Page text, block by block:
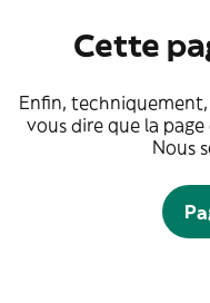
Cette
Enfin,
vous dire que la
Nous